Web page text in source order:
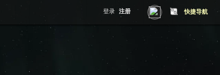
快捷导航
登录 注册